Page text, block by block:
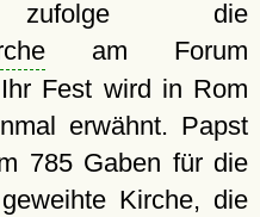
zufolge die
am Forum
Fest wird in Rom
erwähnt. Papst
785 Gaben für die
geweihte Kirche, die